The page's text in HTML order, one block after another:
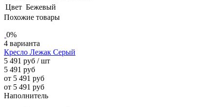
Цвет Бежевый
Похожие товары
0%
4 варианта
Кресло Лежак Серый
5 491 руб / шт
5 491 руб
от 5 491 руб
от 5 491 руб
Наполнитель